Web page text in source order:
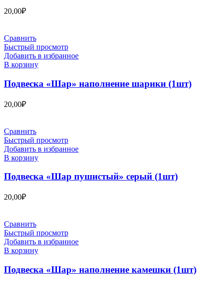
20,00₽
Сравнить
Быстрый просмотр
Добавить в избранное
В корзину
Подвеска «Шар» наполнение шарики (1шт)
20,00₽
Сравнить
Быстрый просмотр
Добавить в избранное
В корзину
Подвеска «Шар пушистый» серый (1шт)
20,00₽
Сравнить
Быстрый просмотр
Добавить в избранное
В корзину
Подвеска «Шар» наполнение камешки (1шт)